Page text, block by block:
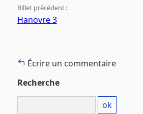
Billet précédent :
Hanovre 3
Écrire un commentaire
Recherche